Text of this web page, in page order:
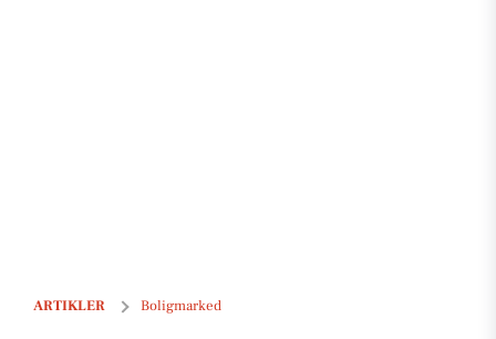
ARTIKLER Boligmarked
Eksklusiv bolig for 3.995.000 kr er netop kommet til salg i Lundby -